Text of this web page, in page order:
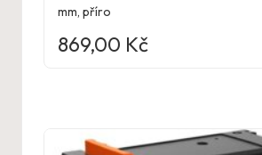
mm, příro
869,00 Kč